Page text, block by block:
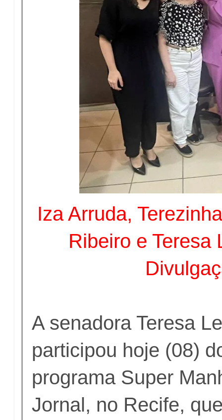
Iza Arruda,
Ribeiro e Teresa
A senadora Teresa
participou hoje (08)
programa Super
Jornal, no Recife,